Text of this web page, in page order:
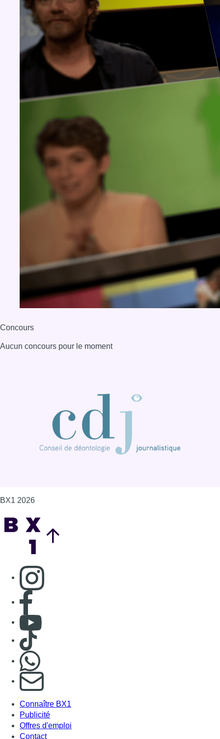
Concours
Aucun concours pour le moment
BX1 2026
Consulter page Instagram
Consulter page Facebook
Consulter Youtube
Consulter TikTok
S'abonner à notre newsletter
Connaître BX1
Publicité
Offres d'emploi
Contact